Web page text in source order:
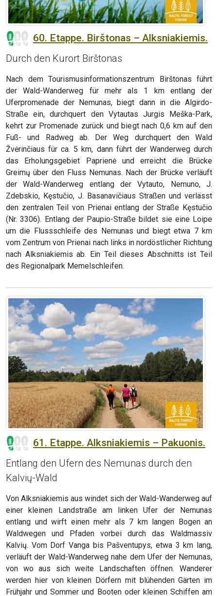
60. Etappe. Birštonas – Alksniakiemis.
Durch den Kurort Birštonas
Nach dem Tourismusinformationszentrum Birštonas führt
der Wald-Wanderweg für mehr als 1 km entlang der
Uferpromenade der Nemunas, biegt dann in die Algirdo-
Straße ein, durchquert den Vytautas Jurgis Meška-Park,
kehrt zur Promenade zurück und biegt nach 0,6 km auf den
Fuß- und Radweg ab. Der Weg durchquert den Wald
Žvėrinčiaus für ca. 5 km, dann führt der Wanderweg durch
das Erholungsgebiet Paprienė und erreicht die Brücke
Greimų über den Fluss Nemunas. Nach der Brücke verläuft
der Wald-Wanderweg entlang der Vytauto, Nemuno, J.
Zdebskio, Kęstučio, J. Basanavičiaus Straßen und verlässt
den zentralen Teil von Prienai entlang der Straße Kęstučio
(Nr. 3306). Entlang der Paupio-Straße bildet sie eine Loipe
um die Flussschleife des Nemunas und biegt etwa 7 km
vom Zentrum von Prienai nach links in nordöstlicher Richtung
nach Alksniakiemis ab. Ein Teil dieses Abschnitts ist Teil
des Regionalpark Memelschleifen.
61. Etappe. Alksniakiemis – Pakuonis.
Entlang den Ufern des Nemunas durch den
Kalvių-Wald
Von Alksniakiemis aus windet sich der Wald-Wanderweg auf
einer kleinen Landstraße am linken Ufer der Nemunas
entlang und wirft einen mehr als 7 km langen Bogen an
Waldwegen und Pfaden vorbei durch das Waldmassiv
Kalvių. Vom Dorf Vanga bis Pašventupys, etwa 3 km lang,
verläuft der Wald-Wanderweg nahe dem Ufer der Nemunas,
von wo aus sich weite Landschaften öffnen. Wanderer
werden hier von kleinen Dörfern mit blühenden Gärten im
Frühjahr und Sommer und Booten oder kleinen Schiffen am